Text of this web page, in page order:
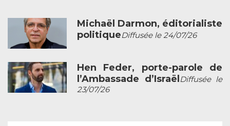
Michaël Darmon, éditorialiste
politiqueDiffusée le 24/07/26
Hen Feder, porte-parole de
l’Ambassade d’Israël Diffusée le
23/07/26